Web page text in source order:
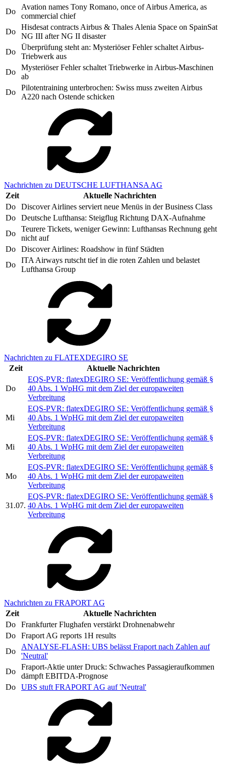
Do
Avation names Tony Romano, once of Airbus America, as
commercial chief
Do
Hisdesat contracts Airbus & Thales Alenia Space on SpainSat
NG III after NG II disaster
Do
Überprüfung steht an: Mysteriöser Fehler schaltet Airbus-
Triebwerk aus
Do
Mysteriöser Fehler schaltet Triebwerke in Airbus-Maschinen
ab
Do
Pilotentraining unterbrochen: Swiss muss zweiten Airbus
A220 nach Ostende schicken
Nachrichten zu DEUTSCHE LUFTHANSA AG
Zeit
Aktuelle Nachrichten
Do
Discover Airlines serviert neue Menüs in der Business Class
Do
Deutsche Lufthansa: Steigflug Richtung DAX-Aufnahme
Do
Teurere Tickets, weniger Gewinn: Lufthansas Rechnung geht
nicht auf
Do
Discover Airlines: Roadshow in fünf Städten
Do
ITA Airways rutscht tief in die roten Zahlen und belastet
Lufthansa Group
Nachrichten zu FLATEXDEGIRO SE
Zeit
Aktuelle Nachrichten
Do
EQS-PVR: flatexDEGIRO SE: Veröffentlichung gemäß §
40 Abs. 1 WpHG mit dem Ziel der europaweiten
Verbreitung
Mi
EQS-PVR: flatexDEGIRO SE: Veröffentlichung gemäß §
40 Abs. 1 WpHG mit dem Ziel der europaweiten
Verbreitung
Mi
EQS-PVR: flatexDEGIRO SE: Veröffentlichung gemäß §
40 Abs. 1 WpHG mit dem Ziel der europaweiten
Verbreitung
Mo
EQS-PVR: flatexDEGIRO SE: Veröffentlichung gemäß §
40 Abs. 1 WpHG mit dem Ziel der europaweiten
Verbreitung
31.07.
EQS-PVR: flatexDEGIRO SE: Veröffentlichung gemäß §
40 Abs. 1 WpHG mit dem Ziel der europaweiten
Verbreitung
Nachrichten zu FRAPORT AG
Zeit
Aktuelle Nachrichten
Do
Frankfurter Flughafen verstärkt Drohnenabwehr
Do
Fraport AG reports 1H results
Do
ANALYSE-FLASH: UBS belässt Fraport nach Zahlen auf
'Neutral'
Do
Fraport-Aktie unter Druck: Schwaches Passagieraufkommen
dämpft EBITDA-Prognose
Do
UBS stuft FRAPORT AG auf 'Neutral'